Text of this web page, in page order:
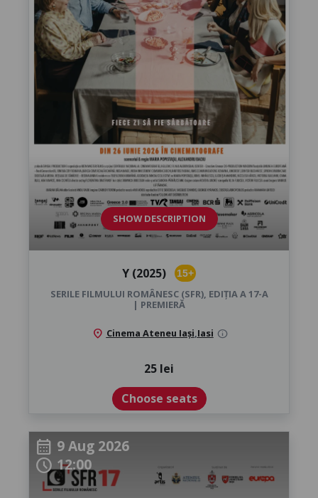
SHOW DESCRIPTION
Y (2025) 15+
SERILE FILMULUI ROMÂNESC (SFR), EDIȚIA A 17-A
| PREMIERĂ
location_on Cinema Ateneu Iași Iasi info
25 lei
Choose seats
calendar_month 9 Aug 2026
schedule12:00